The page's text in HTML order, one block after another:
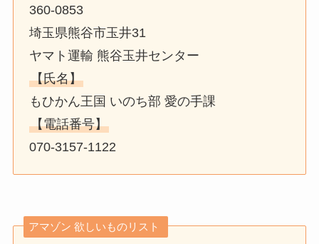
360-0853
埼玉県熊谷市玉井31
ヤマト運輸 熊谷玉井センター
【氏名】
もひかん王国 いのち部 愛の手課
【電話番号】
070-3157-1122
アマゾン 欲しいものリスト